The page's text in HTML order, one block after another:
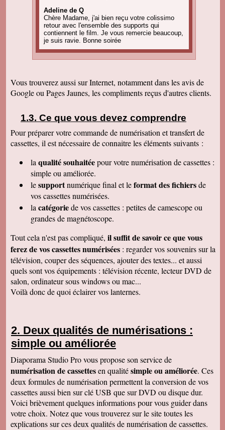
Adeline de Q
Chère Madame, j'ai bien reçu votre colissimo
retour avec l'ensemble des supports qui
contiennent le film. Je vous remercie beaucoup,
je suis ravie. Bonne soirée
projets de commande, alors, sûrement à bientôt
! Cordialement
d'image est parfaite. Merci beaucoup
Nadine H
Bonjour, on a bien reçu le colis on vous
remercie beaucoup bonne journée
Christian R
Encore une belle expérience, comme la
première fois nous sommes ravis. Merci de
pouvoir nous faire revivre le passé Travail
raffiné, effectué consciencieusement , avec en
plus des délais et prix tout à fait corrects
À recommander sans hésitation
Les Alesiens
Bonjour, super ! Suite au super résultat de la
première cassette, mes grands-parents ont
décidé de toutes les faire pour pouvoir voir a
nouveau ces souvenirs sur la télé :)
Cordialement
Cécile M
Bonjour. Je viens de recevoir le colis et je suis
en train de regarder les films sur mon ordinateur.
Amandine L
Bonjour nous avons bien reçus les cassettes et
les vidéos sont supers ! Merci beaucoup
Cordialement,
Jean-Marie B
Colis bien reçu ça marche en direct sur la TV.
Merci beaucoup. Des amis vont vous contacter
de ma part. Bonne continuation
Alain L
Le service aux clients est un art Mme Masse
est une artiste qui aime son métier et se soucie
Vous trouverez aussi sur Internet, notamment dans les avis de
Google ou Pages Jaunes, les compliments reçus d'autres clients.
Ce que vous devez comprendre
Pour préparer votre commande de numérisation et transfert de
cassettes, il est nécessaire de connaitre les éléments suivants :
la qualité souhaitéepour votre numérisation de cassettes :
simple ou améliorée.
lesupportnumérique final et leformat des fichiersde
vos cassettes numérisées.
la catégoriede vos cassettes : petites de camescope ou
grandes de magnétoscope.
Tout cela n'est pas compliqué, il suffit de savoir ce que vous
ferez de vos cassettes numérisées : regarder vos souvenirs sur la
télévision, couper des séquences, ajouter des textes... et aussi
quels sont vos équipements : télévision récente, lecteur DVD de
salon, ordinateur sous windows ou mac...
Voilà donc de quoi éclairer vos lanternes.
Deux qualités de numérisations :
simple ou améliorée
Diaporama Studio Pro vous propose son service de
numérisation de cassettesen qualitésimple ou améliorée. Ces
deux formules de numérisation permettent la conversion de vos
cassettes aussi bien sur clé USB que sur DVD ou disque dur.
Voici brièvement quelques informations pour vous guider dans
votre choix. Notez que vous trouverez sur le site toutes les
explications sur ces deux qualités de numérisation de cassettes.